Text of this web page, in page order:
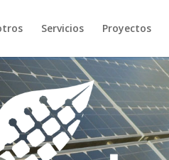
Servicios Proyectos